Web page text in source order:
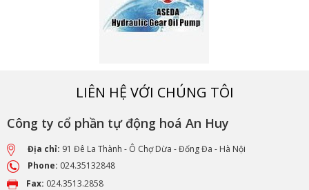
LIÊN HỆ VỚI CHÚNG TÔI
Công ty cổ phần tự động hoá An Huy
Địa chỉ: 91 Đê La Thành - Ô Chợ Dừa - Đống Đa - Hà Nội
Phone: 024.35132848
Fax: 024.3513.2858